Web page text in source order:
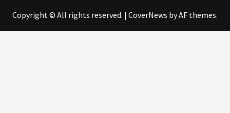
Copyright © All rights reserved. | CoverNews by AF themes.